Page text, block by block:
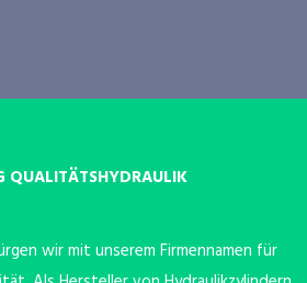
QUALITÄTSHYDRAULIK
wir mit unserem Firmennamen für